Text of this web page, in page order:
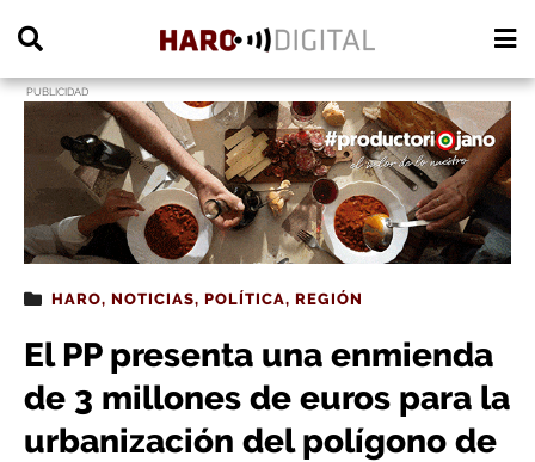
PUBLICIDAD
HARO, NOTICIAS, POLÍTICA, REGIÓN
El PP presenta una enmienda
de 3 millones de euros para la
urbanización del polígono de